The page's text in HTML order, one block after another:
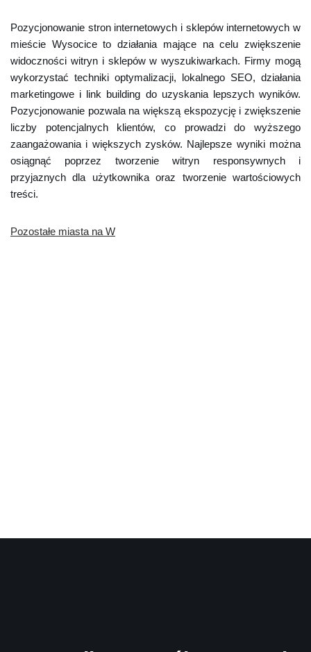
Pozycjonowanie stron internetowych i sklepów internetowych w
mieście Wysocice to działania mające na celu zwiększenie
widoczności witryn i sklepów w wyszukiwarkach. Firmy mogą
wykorzystać techniki optymalizacji, lokalnego SEO, działania
marketingowe i link building do uzyskania lepszych wyników.
Pozycjonowanie pozwala na większą ekspozycję i zwiększenie
liczby potencjalnych klientów, co prowadzi do wyższego
zaangażowania i większych zysków. Najlepsze wyniki można
osiągnąć poprzez tworzenie witryn responsywnych i
przyjaznych dla użytkownika oraz tworzenie wartościowych
treści.
Pozostałe miasta na W